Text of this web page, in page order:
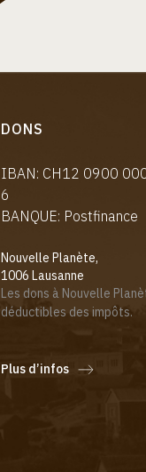
DONS
IBAN: CH12 0900
6
BANQUE: Postfinance
Nouvelle Planète,
1006 Lausanne
Les dons à Nouvelle
déductibles des impôts.
Plus d’infos